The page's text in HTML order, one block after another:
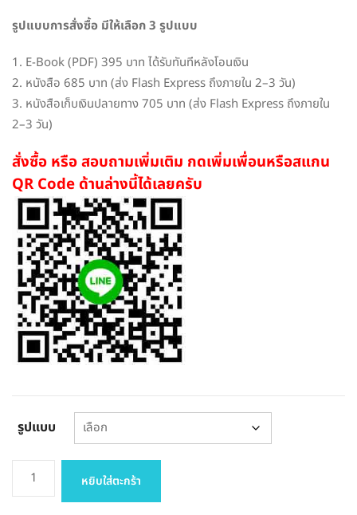
รูปแบบการสั่งซื้อ มีให้เลือก 3 รูปแบบ
1. E-Book (PDF) 395 บาท ได้รับทันทีหลังโอนเงิน
2. หนังสือ 685 บาท (ส่ง Flash Express ถึงภายใน 2–3 วัน)
3. หนังสือเก็บเงินปลายทาง 705 บาท (ส่ง Flash Express ถึงภายใน
2–3 วัน)
สั่งซื้อ หรือ สอบถามเพิ่มเติม กดเพิ่มเพื่อนหรือสแกน
QR Code ด้านล่างนี้ได้เลยครับ
รูปแบบ
จำนวน
หยิบใส่ตะกร้า